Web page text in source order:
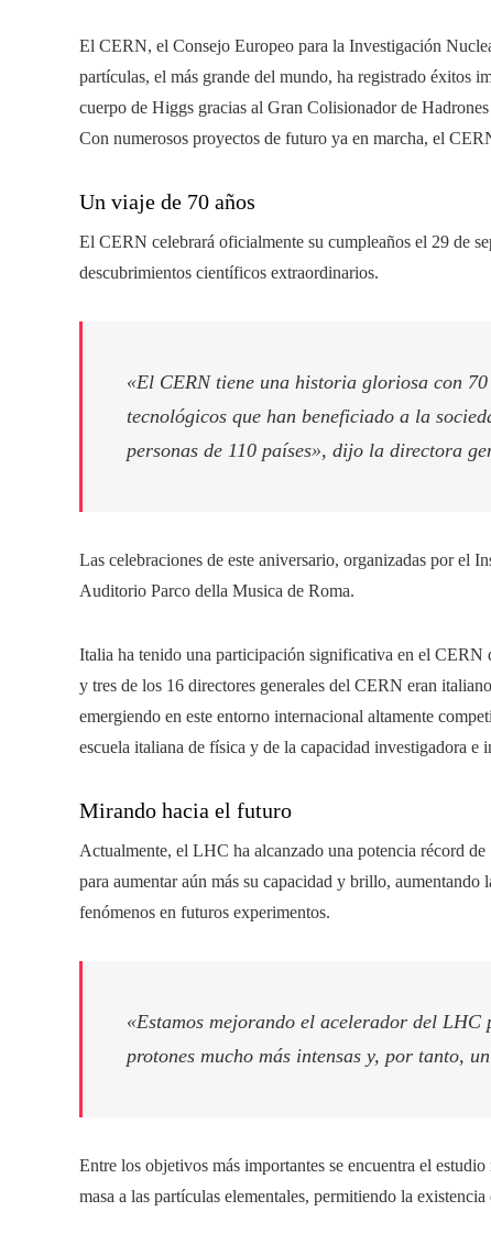
El CERN, el Consejo Europeo para la Investigación
partículas, el más grande del mundo, ha registrado éxitos
cuerpo de Higgs gracias al Gran Colisionador de
Con numerosos proyectos de futuro ya en marcha, el
Un viaje de 70 años
El CERN celebrará oficialmente su cumpleaños el 29 de
descubrimientos científicos extraordinarios.
«El CERN tiene una historia gloriosa con
tecnológicos que han beneficiado a la
personas de 110 países», dijo la directora
Las celebraciones de este aniversario, organizadas por el
Auditorio Parco della Musica de Roma.
Italia ha tenido una participación significativa en el CERN
y tres de los 16 directores generales del CERN eran
emergiendo en este entorno internacional altamente
escuela italiana de física y de la capacidad investigadora e
Mirando hacia el futuro
Actualmente, el LHC ha alcanzado una potencia récord
para aumentar aún más su capacidad y brillo,
fenómenos en futuros experimentos.
«Estamos mejorando el acelerador del
protones mucho más intensas y, por tanto,
Entre los objetivos más importantes se encuentra el
masa a las partículas elementales, permitiendo la existencia